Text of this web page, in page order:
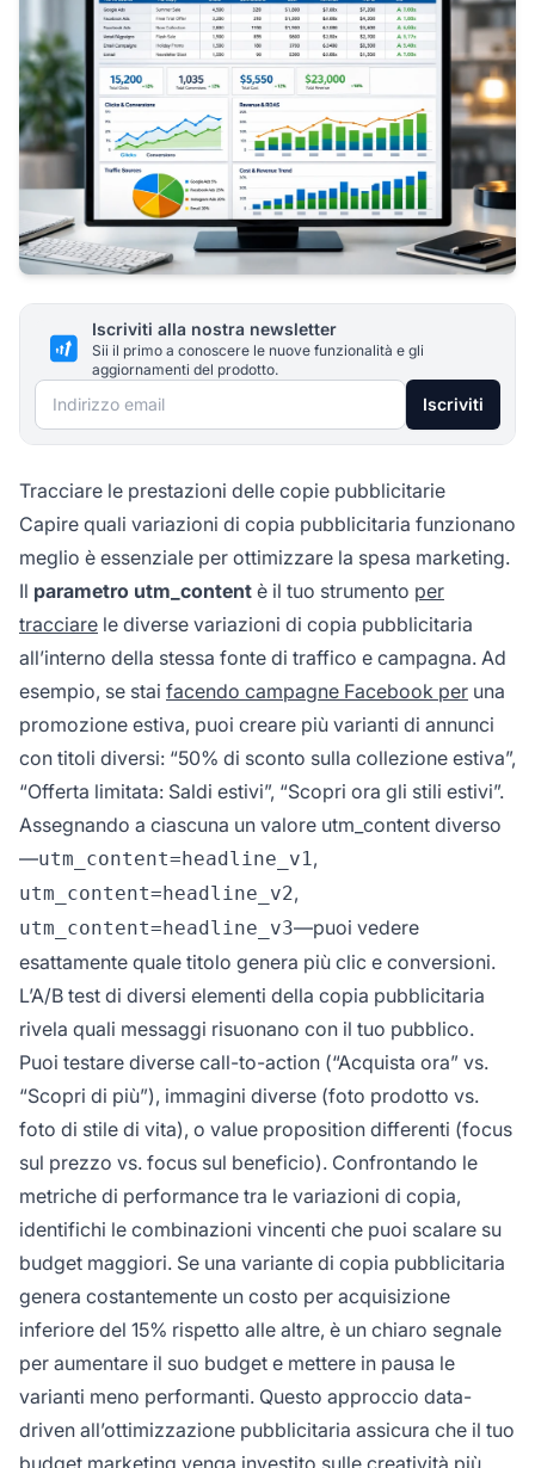
Iscriviti alla nostra newsletter
Sii il primo a conoscere le nuove funzionalità e gli
aggiornamenti del prodotto.
Indirizzo email Iscriviti
Tracciare le prestazioni delle copie pubblicitarie
Capire quali variazioni di copia pubblicitaria funzionano
meglio è essenziale per ottimizzare la spesa marketing.
Il parametro utm_content è il tuo strumento per
tracciare le diverse variazioni di copia pubblicitaria
all’interno della stessa fonte di traffico e campagna. Ad
esempio, se stai facendo campagne Facebook per una
promozione estiva, puoi creare più varianti di annunci
con titoli diversi: “50% di sconto sulla collezione estiva”,
“Offerta limitata: Saldi estivi”, “Scopri ora gli stili estivi”.
Assegnando a ciascuna un valore utm_content diverso
—utm_content=headline_v1 ,
utm_content=headline_v2,
utm_content=headline_v3—puoi vedere
esattamente quale titolo genera più clic e conversioni.
L’A/B test di diversi elementi della copia pubblicitaria
rivela quali messaggi risuonano con il tuo pubblico.
Puoi testare diverse call-to-action (“Acquista ora” vs.
“Scopri di più”), immagini diverse (foto prodotto vs.
foto di stile di vita), o value proposition differenti (focus
sul prezzo vs. focus sul beneficio). Confrontando le
metriche di performance tra le variazioni di copia,
identifichi le combinazioni vincenti che puoi scalare su
budget maggiori. Se una variante di copia pubblicitaria
genera costantemente un costo per acquisizione
inferiore del 15% rispetto alle altre, è un chiaro segnale
per aumentare il suo budget e mettere in pausa le
varianti meno performanti. Questo approccio data-
driven all’ottimizzazione pubblicitaria assicura che il tuo
budget marketing venga investito sulle creatività più